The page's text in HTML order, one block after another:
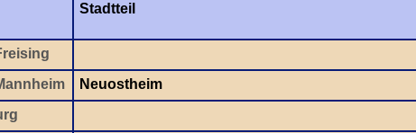
Stadtteil
Neuostheim